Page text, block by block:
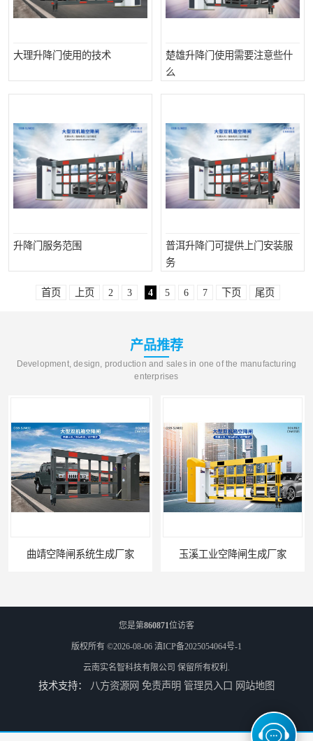
大理升降门使用的技术
楚雄升降门使用需要注意些什
么
升降门服务范围
普洱升降门可提供上门安装服
务
首页 上页 2 3 4 5 6 7 下页 尾页
产品推荐
Development, design, production and sales in one of the manufacturing
enterprises
空降闸系统生成厂家 玉溪工业空降闸生成厂家
德宏工业闸门厂家 普洱大型闸门厂家
您是第860871位访客
版权所有 ©2026-08-06 滇ICP备2025054064号-1
云南实名智科技有限公司 保留所有权利.
技术支持： 八方资源网 免责声明 管理员入口 网站地图